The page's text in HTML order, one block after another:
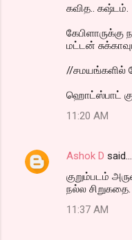
கவித.. கஷ்டம்.
மட்டன்
//சமயங்களில்
ஹொட்ஸ்பாட்
11:20 AM
Ashok D said…
குறும்படம்
நல்ல சிறுகதை.
11:37 AM